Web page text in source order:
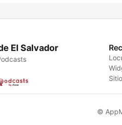
El Salvador
©